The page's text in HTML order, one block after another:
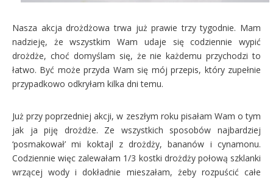
Nasza akcja drożdżowa trwa już prawie trzy tygodnie. Mam
nadzieję, że wszystkim Wam udaje się codziennie wypić
drożdże, choć domyślam się, że nie każdemu przychodzi to
łatwo. Być może przyda Wam się mój przepis, który zupełnie
przypadkowo odkryłam kilka dni temu.
Już przy poprzedniej akcji, w zeszłym roku pisałam Wam o tym
jak ja piję drożdże. Ze wszystkich sposobów najbardziej
‘posmakował’ mi koktajl z drożdży, bananów i cynamonu.
Codziennie więc zalewałam 1/3 kostki drożdży połową szklanki
wrzącej wody i dokładnie mieszałam, żeby rozpuścić całe